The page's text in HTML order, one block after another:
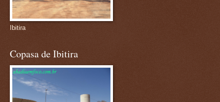
Ibitira
Copasa de Ibitira